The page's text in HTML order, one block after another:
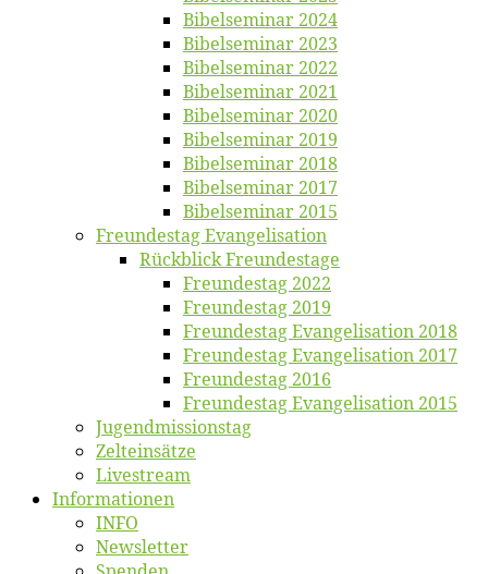
Bi­bel­se­mi­nar 2024
Bi­bel­se­mi­nar 2023
Bi­bel­se­mi­nar 2022
Bi­bel­se­mi­nar 2021
Bi­bel­se­mi­nar 2020
Bi­bel­se­mi­nar 2019
Bi­bel­se­mi­nar 2018
Bibelsemi­nar 2017
Bibelsemi­nar 2015
Freun­des­tag Evangelisation
Rück­blick Freundestage
Freun­des­tag 2022
Freun­des­tag 2019
Freun­des­tag Evan­ge­li­sa­ti­on 2018
Freun­des­tag Evan­ge­li­sa­ti­on 2017
Freun­des­tag 2016
Freun­des­tag Evan­ge­li­sa­ti­on 2015
Jugend­mis­sions­tag
Zelt­ein­sät­ze
Live­stream
Informatio­nen
INFO
News­let­ter